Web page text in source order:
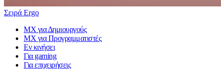
Σειρά Ergo
MX για Δημιουργούς
MX για Προγραμματιστές
Εν κινήσει
Για gaming
Για επιχειρήσεις